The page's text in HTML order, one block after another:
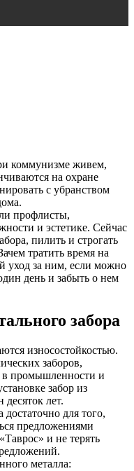
коммунизме живем,
на охране
с убранством
профлисты,
и эстетике. Сейчас
пилить и строгать
тратить время на
уход за ним, если можно
день и забыть о нем
забора
износостойкостью.
заборов,
в промышленности и
забор из
лет.
достаточно для того,
предложениями
и не терять
металла: